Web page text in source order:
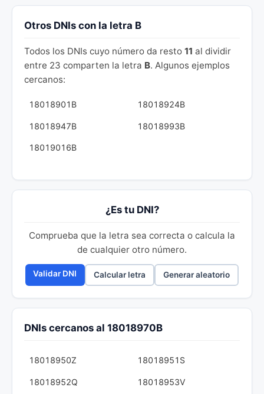
Otros DNIs con la letra B
Todos los DNIs cuyo número da resto 11 al dividir
entre 23 comparten la letra B. Algunos ejemplos
cercanos:
18018901B 18018924B
18018947B 18018993B
18019016B
¿Es tu DNI?
Comprueba que la letra sea correcta o calcula la
de cualquier otro número.
Validar DNI Calcular letra Generar aleatorio
DNIs cercanos al 18018970B
18018950Z 18018951S
18018952Q 18018953V